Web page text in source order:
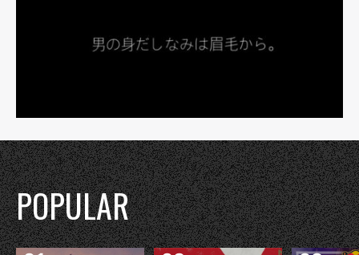
POPULAR